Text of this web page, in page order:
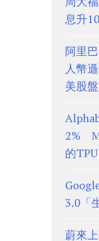
息升
阿里
人幣
美股
2%
的
3.0「
蔚來